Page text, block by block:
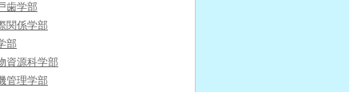
歯学部
関係学部
部
資源科学部
管理学部